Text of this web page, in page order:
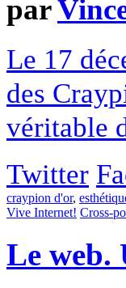
par
Le 17
des
véritable
Twitter
craypion d'or,
Vive Internet! Cross-
Le web.